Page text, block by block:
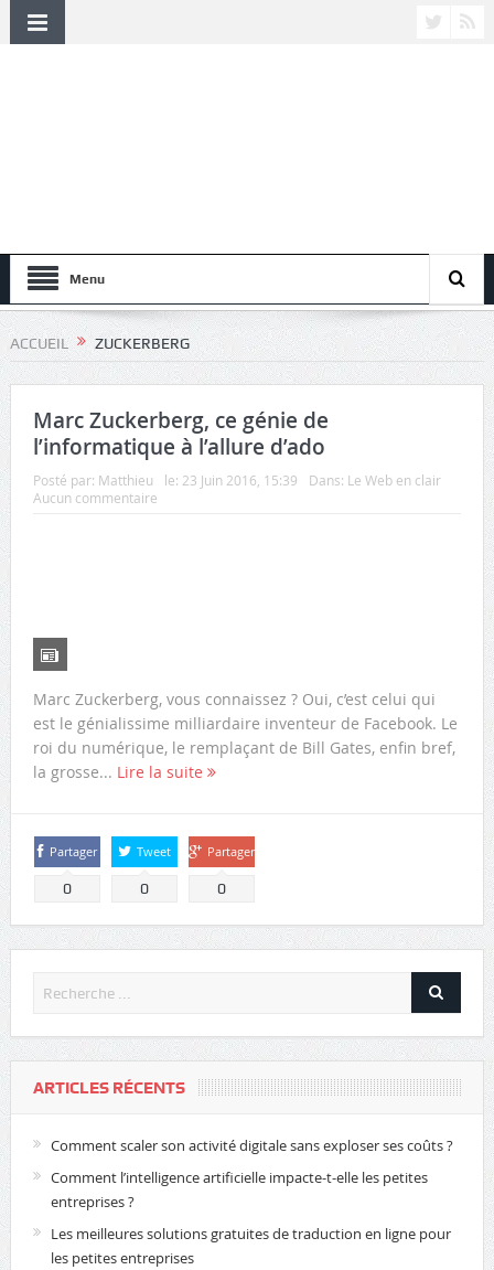
Menu
ACCUEIL ZUCKERBERG
Marc Zuckerberg, ce génie de
l’informatique à l’allure d’ado
Posté par: Matthieu le: 23 Juin 2016, 15:39 Dans: Le Web en clair
Aucun commentaire
Marc Zuckerberg, vous connaissez ? Oui, c’est celui qui
est le génialissime milliardaire inventeur de Facebook. Le
roi du numérique, le remplaçant de Bill Gates, enfin bref,
la grosse... Lire la suite
Partager
0
Tweet
0
Partager
0
ARTICLES RÉCENTS
Comment scaler son activité digitale sans exploser ses coûts ?
Comment l’intelligence artificielle impacte-t-elle les petites
entreprises ?
Les meilleures solutions gratuites de traduction en ligne pour
les petites entreprises